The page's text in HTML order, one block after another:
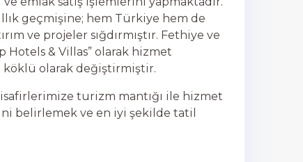
geçmişine; hem Türkiye hem de
ve projeler sığdırmıştır. Fethiye ve
& Villas” olarak hizmet
köklü olarak değiştirmiştir.
turizm mantığı ile hizmet
belirlemek ve en iyi şekilde tatil